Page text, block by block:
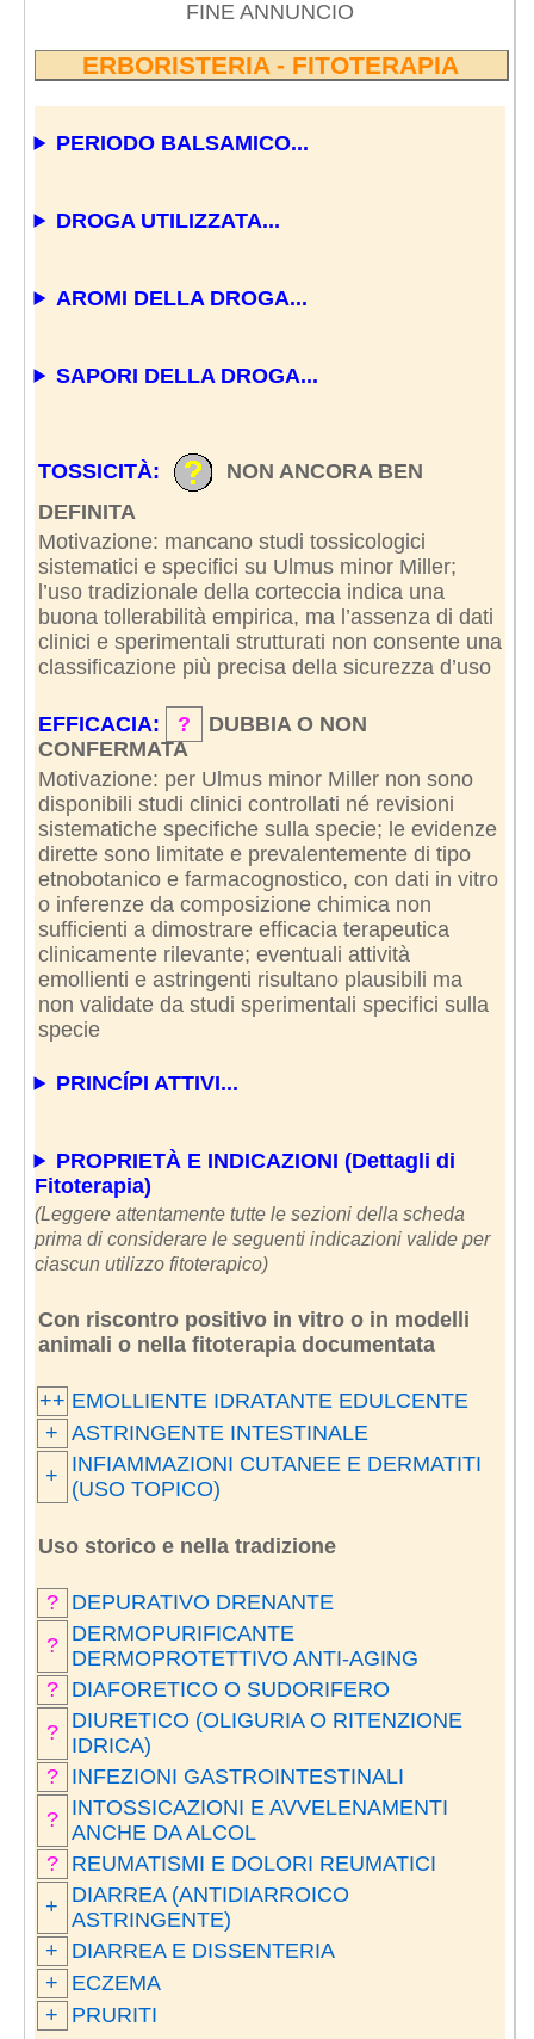
FINE ANNUNCIO
ERBORISTERIA - FITOTERAPIA
PERIODO BALSAMICO...
DROGA UTILIZZATA...
AROMI DELLA DROGA...
SAPORI DELLA DROGA...
TOSSICITÀ:
NON ANCORA BEN
DEFINITA
Motivazione: mancano studi tossicologici
sistematici e specifici su Ulmus minor Miller;
l’uso tradizionale della corteccia indica una
buona tollerabilità empirica, ma l’assenza di dati
clinici e sperimentali strutturati non consente una
classificazione più precisa della sicurezza d’uso
EFFICACIA: ?
DUBBIA O NON
CONFERMATA
Motivazione: per Ulmus minor Miller non sono
disponibili studi clinici controllati né revisioni
sistematiche specifiche sulla specie; le evidenze
dirette sono limitate e prevalentemente di tipo
etnobotanico e farmacognostico, con dati in vitro
o inferenze da composizione chimica non
sufficienti a dimostrare efficacia terapeutica
clinicamente rilevante; eventuali attività
emollienti e astringenti risultano plausibili ma
non validate da studi sperimentali specifici sulla
specie
PRINCÍPI ATTIVI...
PROPRIETÀ E INDICAZIONI (Dettagli di
Fitoterapia)
(Leggere attentamente tutte le sezioni della scheda
prima di considerare le seguenti indicazioni valide per
ciascun utilizzo fitoterapico)
Con riscontro positivo in vitro o in modelli
animali o nella fitoterapia documentata
++ EMOLLIENTE IDRATANTE EDULCENTE
+ ASTRINGENTE INTESTINALE
+
INFIAMMAZIONI CUTANEE E DERMATITI
(USO TOPICO)
Uso storico e nella tradizione
?
DEPURATIVO DRENANTE
?
DERMOPURIFICANTE
DERMOPROTETTIVO ANTI-AGING
?
DIAFORETICO O SUDORIFERO
?
DIURETICO (OLIGURIA O RITENZIONE
IDRICA)
?
INFEZIONI GASTROINTESTINALI
?
INTOSSICAZIONI E AVVELENAMENTI
ANCHE DA ALCOL
?
REUMATISMI E DOLORI REUMATICI
+
DIARREA (ANTIDIARROICO
ASTRINGENTE)
+
DIARREA E DISSENTERIA
+
ECZEMA
+
PRURITI